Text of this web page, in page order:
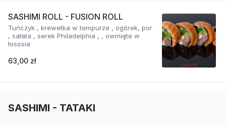
SASHIMI ROLL - FUSION ROLL
Tuńczyk , krewetka w tempurze , ogórek, por
, sałata , serek Philadelphia , , owinięte w
łososia
63,00 zł
SASHIMI - TATAKI